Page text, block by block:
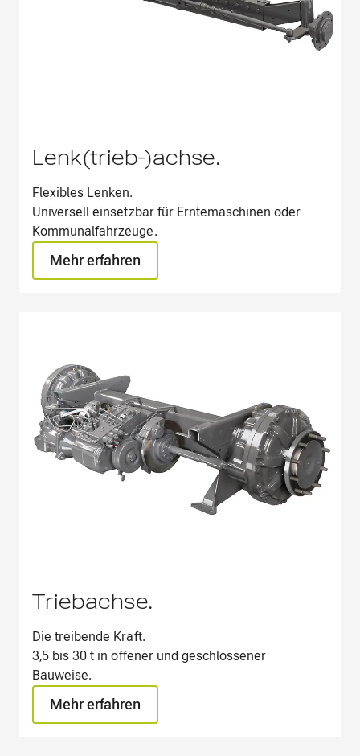
Lenk(trieb-)achse.
Flexibles Lenken.​
Universell einsetzbar für Erntemaschinen oder
Kommunalfahrzeuge.
Mehr erfahren
Triebachse.
Die treibende Kraft.​
3,5 bis 30 t in offener und geschlossener
Bauweise.
Mehr erfahren